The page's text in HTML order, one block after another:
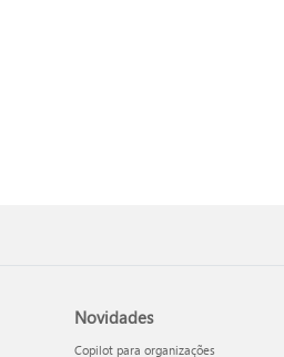
Novidades
Copilot para organizações